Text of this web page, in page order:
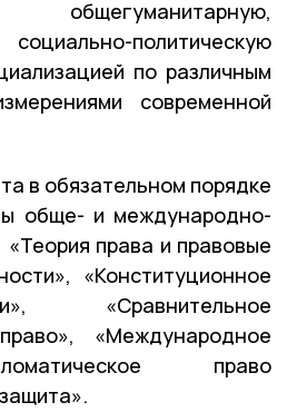
общегуманитарную,
политическую
по различным
современной
в обязательном порядке
обще- и международно-
права и правовые
«Конституционное
«Сравнительное
«Международное
право